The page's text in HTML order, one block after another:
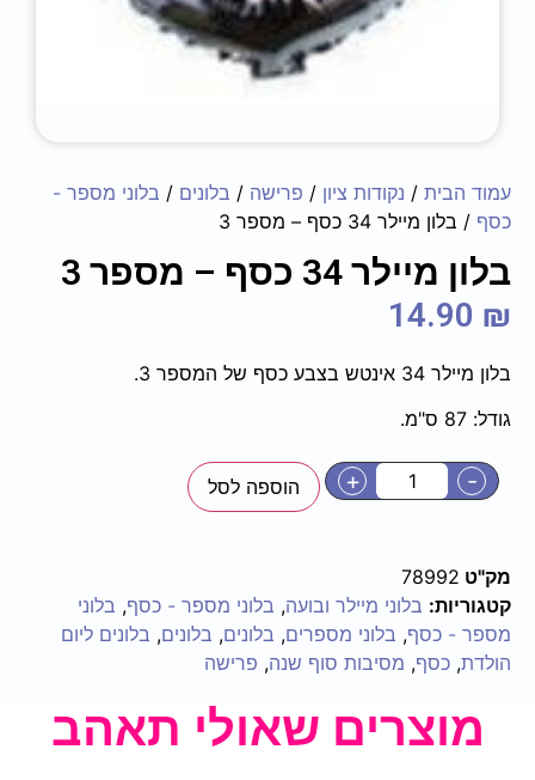
עמוד הבית / נקודות ציון / פרישה / בלונים / בלוני מספר -
כסף / בלון מיילר 34 כסף – מספר 3
בלון מיילר 34 כסף – מספר 3
14.90 ₪
בלון מיילר 34 אינטש בצבע כסף של המספר 3.
גודל: 87 ס"מ.
-
+ הוספה לסל
מק"ט 78992
קטגוריות: בלוני מיילר ובועה, בלוני מספר - כסף, בלוני
מספר - כסף, בלוני מספרים, בלונים, בלונים, בלונים ליום
הולדת, כסף, מסיבות סוף שנה, פרישה
מוצרים שאולי תאהב